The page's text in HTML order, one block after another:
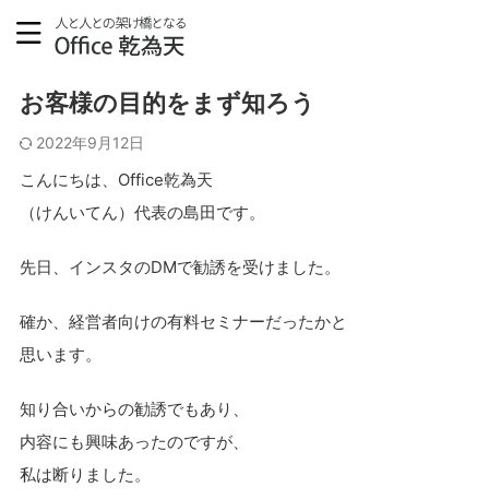
ブログ
お客様の目的をまず知ろう
2022年9月12日
こんにちは、Office乾為天
（けんいてん）代表の島田です。
先日、インスタのDMで勧誘を受けました。
確か、経営者向けの有料セミナーだったかと
思います。
知り合いからの勧誘でもあり、
内容にも興味あったのですが、
私は断りました。